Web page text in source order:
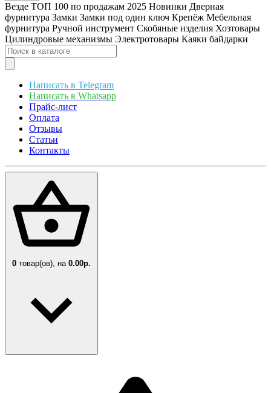
Везде ТОП 100 по продажам 2025 Новинки Дверная
фурнитура Замки Замки под один ключ Крепёж Мебельная
фурнитура Ручной инструмент Скобяные изделия Хозтовары
Цилиндровые механизмы Электротовары Каяки байдарки
Написать в Telegram
Написать в Whatsapp
Прайс-лист
Оплата
Отзывы
Статьи
Контакты
0 товар(ов), на 0.00р.